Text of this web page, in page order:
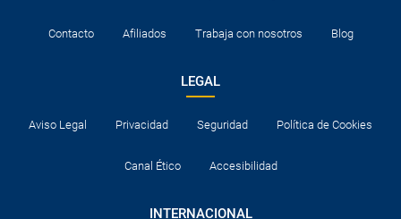
Contacto Afiliados Trabaja con nosotros Blog
LEGAL
Aviso Legal Privacidad Seguridad Política de Cookies
Canal Ético Accesibilidad
INTERNACIONAL